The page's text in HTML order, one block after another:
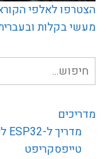
הצטרפו לאלפי
מעשי בקלות
חיפוש
עבור:
מדריכים
מדריך ל-ESP32 לילדים ולהורים מאפס
טייפסקריפט